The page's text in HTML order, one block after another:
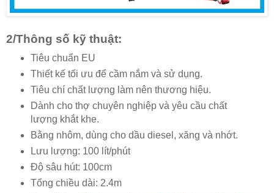
2/Thông số kỹ thuật:
Tiêu chuẩn EU
Thiết kế tối ưu để cầm nắm và sử dụng.
Tiêu chí chất lượng làm nên thương hiệu.
Dành cho thợ chuyên nghiệp và yêu cầu chất
lượng khắt khe.
Bằng nhôm, dùng cho dầu diesel, xăng và nhớt.
Lưu lượng: 100 lít/phút
Độ sâu hút: 100cm
Tổng chiều dài: 2.4m